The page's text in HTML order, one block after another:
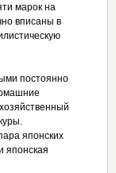
марок на
вписаны в
постоянно
японских
японская